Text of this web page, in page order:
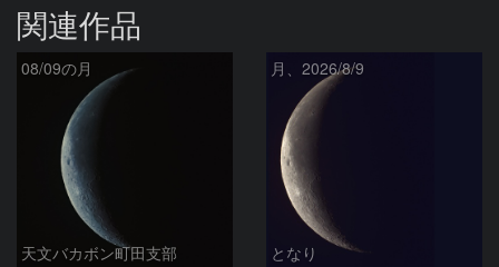
関連作品
08/09の月
天文バカボン町田支部
月、2026/8/9
となり